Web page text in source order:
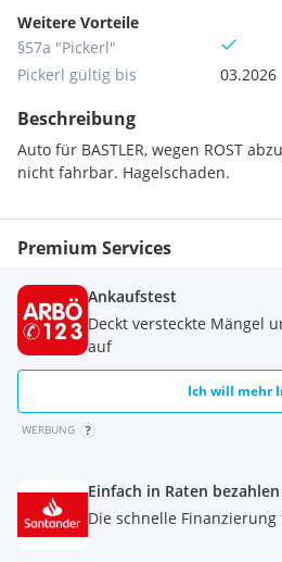
Weitere Vorteile
§57a "Pickerl"
Pickerl gültig bis
03.2026
Beschreibung
Auto für BASTLER, wegen ROST
nicht fahrbar. Hagelschaden.
Premium Services
Ankaufstest
Deckt versteckte Mängel
auf
Ich will mehr
WERBUNG
Einfach in Raten bezahlen
Die schnelle